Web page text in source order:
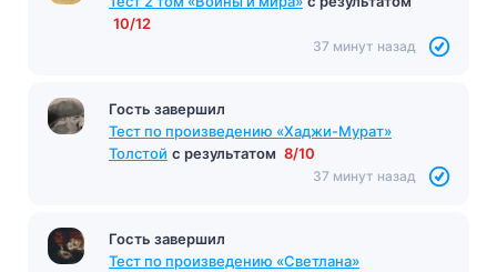
10/12
37 минут назад
Гость завершил
Тест по произведению «Хаджи-Мурат»
Толстой с результатом 8/10
37 минут назад
Гость завершил
Тест по произведению «Светлана»